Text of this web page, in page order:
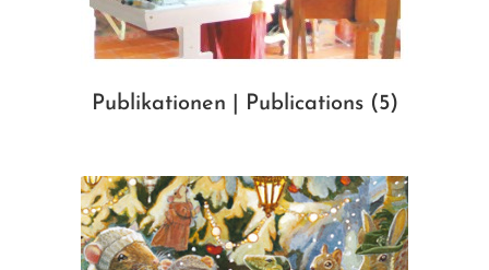
Publikationen | Publications (5)